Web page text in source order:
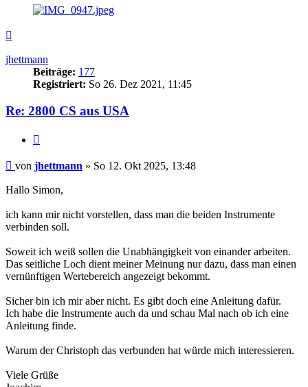
jhettmann
Beiträge: 177
Registriert: So 26. Dez 2021, 11:45
Re: 2800 CS aus USA
Beitrag
von jhettmann » So 12. Okt 2025, 13:48
Hallo Simon,
ich kann mir nicht vorstellen, dass man die beiden Instrumente
verbinden soll.
Soweit ich weiß sollen die Unabhängigkeit von einander arbeiten.
Das seitliche Loch dient meiner Meinung nur dazu, dass man einen
vernünftigen Wertebereich angezeigt bekommt.
Sicher bin ich mir aber nicht. Es gibt doch eine Anleitung dafür.
Ich habe die Instrumente auch da und schau Mal nach ob ich eine
Anleitung finde.
Warum der Christoph das verbunden hat würde mich interessieren.
Viele Grüße